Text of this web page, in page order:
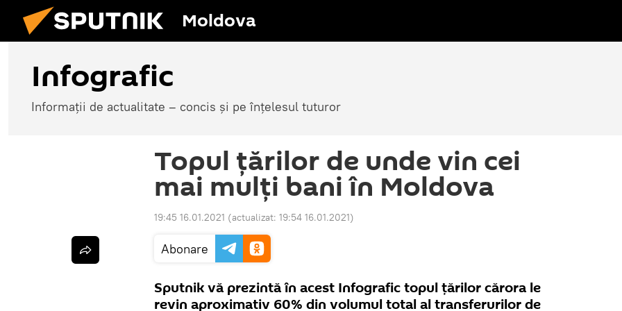
Moldova
Infografic
Informații de actualitate – concis și pe înțelesul tuturor
Topul țărilor de unde vin cei
mai mulți bani în Moldova
19:45 16.01.2021 (actualizat: 19:54 16.01.2021)
Abonare
Sputnik vă prezintă în acest Infografic topul țărilor cărora le
revin aproximativ 60% din volumul total al transferurilor de